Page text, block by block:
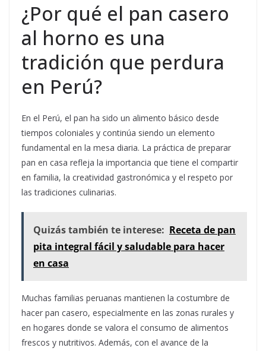
¿Por qué el pan casero
al horno es una
tradición que perdura
en Perú?
En el Perú, el pan ha sido un alimento básico desde
tiempos coloniales y continúa siendo un elemento
fundamental en la mesa diaria. La práctica de preparar
pan en casa refleja la importancia que tiene el compartir
en familia, la creatividad gastronómica y el respeto por
las tradiciones culinarias.
Quizás también te interese: Receta de pan
pita integral fácil y saludable para hacer
en casa
Muchas familias peruanas mantienen la costumbre de
hacer pan casero, especialmente en las zonas rurales y
en hogares donde se valora el consumo de alimentos
frescos y nutritivos. Además, con el avance de la